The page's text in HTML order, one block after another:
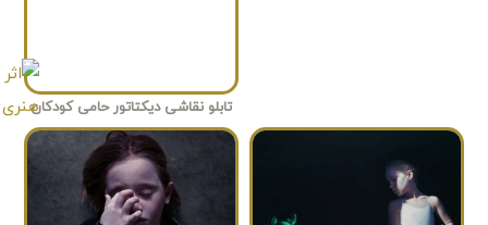
تابلو نقاشی دیکتاتور حامی کودکان